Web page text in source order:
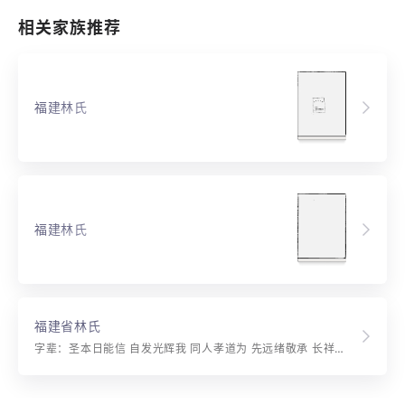
相关家族推荐
福建林氏
福建林氏
福建省林氏
字辈：圣本日能信 自发光辉我 同人孝道为 先远绪敬承 长祥允宜茂盛